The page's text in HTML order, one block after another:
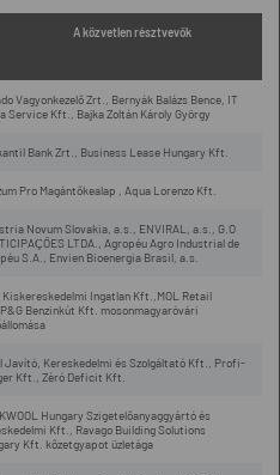
A közvetlen résztvevők
Vagyonkezelő Zrt., Bernyák Balázs Bence, IT
Service Kft., Bajka Zoltán Károly György
Bank Zrt., Business Lease Hungary Kft.
Pro Magántőkealap , Aqua Lorenzo Kft.
Novum Slovakia, a.s., ENVIRAL, a.s., G.O
LTDA., Agropéu Agro Industrial de
S.A., Envien Bioenergia Brasil, a.s.
Kiskereskedelmi Ingatlan Kft.,MOL Retail
Benzinkút Kft. mosonmagyaróvári
Javító, Kereskedelmi és Szolgáltató Kft., Profi-
Kft., Zéró Deficit Kft.
Hungary Szigetelőanyaggyártó és
Kft., Ravago Building Solutions
Kft. kőzetgyapot üzletága